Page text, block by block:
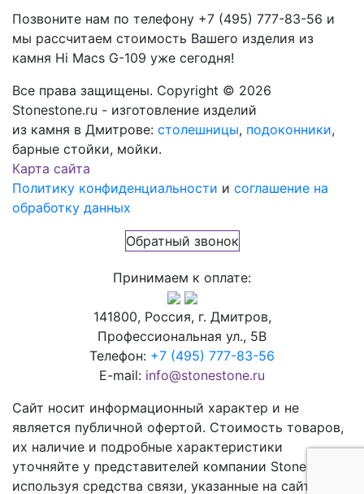
Позвоните нам по телефону +7 (495) 777-83-56 и
мы рассчитаем стоимость Вашего изделия из
камня Hi Macs G-109 уже сегодня!
Все права защищены. Copyright © 2026
Stonestone.ru - изготовление изделий
из камня в Дмитрове: столешницы, подоконники,
барные стойки, мойки.
Карта сайта
Политику конфиденциальности и соглашение на
обработку данных
Обратный звонок
Принимаем к оплате:
141800, Россия, г. Дмитров,
Профессиональная ул., 5В
Телефон: +7 (495) 777-83-56
E-mail: info@stonestone.ru
Сайт носит информационный характер и не
является публичной офертой. Стоимость товаров,
их наличие и подробные характеристики
уточняйте у представителей компании StoneStone,
используя средства связи, указанные на сайте.